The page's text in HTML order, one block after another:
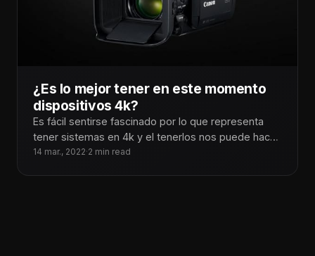
¿Es lo mejor tener en este momento
dispositivos 4k?
Es fácil sentirse fascinado por lo que representa
tener sistemas en 4k y el tenerlos nos puede hacer
sentir preparados
14 mar., 2022·2 min read